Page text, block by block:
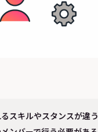
スキルやスタンスが違う